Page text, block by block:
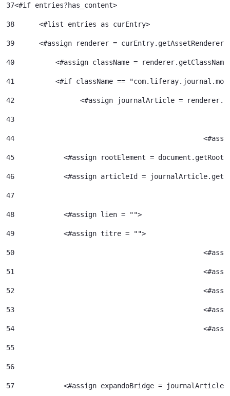
37<#if entries?has_content>
38
	<#list entries as curEntry>
39
<#assign renderer =
40
<#assign className =
41
<#if className ==
42
<#assign journalArticle =
43
44
45
<#assign rootElement =
46
<#assign articleId =
47
48
            <#assign lien = "">
49
            <#assign titre = "">
50
51
52
53
54
55
56
57
<#assign expandoBridge =